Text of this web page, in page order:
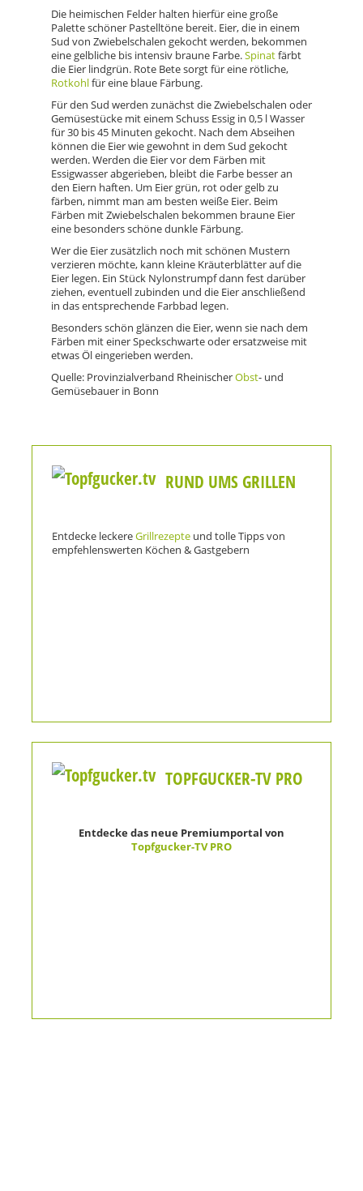
Die heimischen Felder halten hierfür eine große
Palette schöner Pastelltöne bereit. Eier, die in einem
Sud von Zwiebelschalen gekocht werden, bekommen
eine gelbliche bis intensiv braune Farbe.Spinatfärbt
die Eier lindgrün. Rote Bete sorgt für eine rötliche,
Rotkohlfür eine blaue Färbung.
Für den Sud werden zunächst die Zwiebelschalen oder
Gemüsestücke mit einem Schuss Essig in 0,5 l Wasser
für 30 bis 45 Minuten gekocht. Nach dem Abseihen
können die Eier wie gewohnt in dem Sud gekocht
werden. Werden die Eier vor dem Färben mit
Essigwasser abgerieben, bleibt die Farbe besser an
den Eiern haften. Um Eier grün, rot oder gelb zu
färben, nimmt man am besten weiße Eier. Beim
Färben mit Zwiebelschalen bekommen braune Eier
eine besonders schöne dunkle Färbung.
Wer die Eier zusätzlich noch mit schönen Mustern
verzieren möchte, kann kleine Kräuterblätter auf die
Eier legen. Ein Stück Nylonstrumpf dann fest darüber
ziehen, eventuell zubinden und die Eier anschließend
in das entsprechende Farbbad legen.
Besonders schön glänzen die Eier, wenn sie nach dem
Färben mit einer Speckschwarte oder ersatzweise mit
etwas Öl eingerieben werden.
Quelle: Provinzialverband RheinischerObst- und
Gemüsebauer in Bonn
RUND UMS GRILLEN
Entdecke leckereGrillrezepte und tolle Tipps von
empfehlenswerten Köchen & Gastgebern
TOPFGUCKER-TV PRO
Entdecke das neue Premiumportal von
Topfgucker-TV PRO